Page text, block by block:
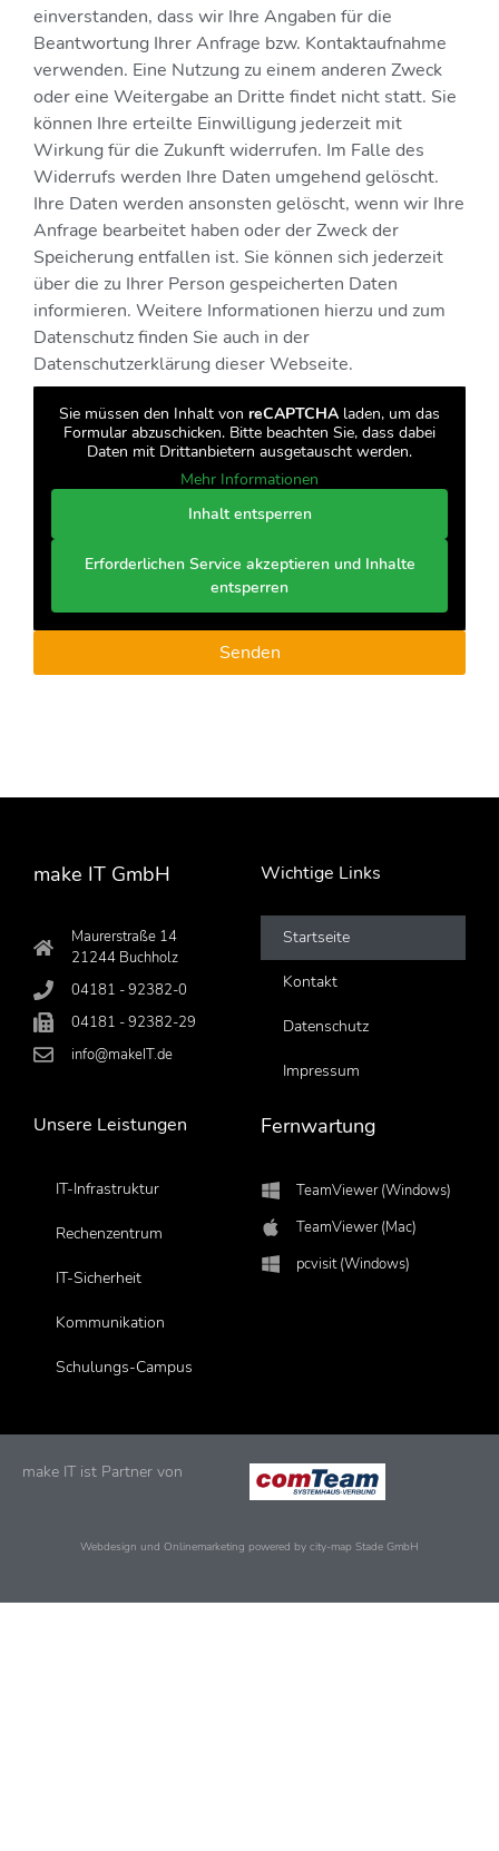
einverstanden, dass wir Ihre Angaben für die
Beantwortung Ihrer Anfrage bzw. Kontaktaufnahme
verwenden. Eine Nutzung zu einem anderen Zweck
oder eine Weitergabe an Dritte findet nicht statt. Sie
können Ihre erteilte Einwilligung jederzeit mit
Wirkung für die Zukunft widerrufen. Im Falle des
Widerrufs werden Ihre Daten umgehend gelöscht.
Ihre Daten werden ansonsten gelöscht, wenn wir Ihre
Anfrage bearbeitet haben oder der Zweck der
Speicherung entfallen ist. Sie können sich jederzeit
über die zu Ihrer Person gespeicherten Daten
informieren. Weitere Informationen hierzu und zum
Datenschutz finden Sie auch in der
Datenschutzerklärung dieser Webseite.
Sie müssen den Inhalt von reCAPTCHA laden, um das
Formular abzuschicken. Bitte beachten Sie, dass dabei
Daten mit Drittanbietern ausgetauscht werden.
Mehr Informationen
Inhalt entsperren
Erforderlichen Service akzeptieren und Inhalte
entsperren
Senden
make IT GmbH
Maurerstraße 14
21244 Buchholz
04181 - 92382-0
04181 - 92382-29
info@makeIT.de
Wichtige Links
Startseite
Kontakt
Datenschutz
Impressum
Unsere Leistungen
IT-Infrastruktur
Rechenzentrum
IT-Sicherheit
Kommunikation
Schulungs-Campus
Fernwartung
TeamViewer (Windows)
TeamViewer (Mac)
pcvisit (Windows)
make IT ist Partner von
Webdesign und Onlinemarketing powered by city-map Stade GmbH